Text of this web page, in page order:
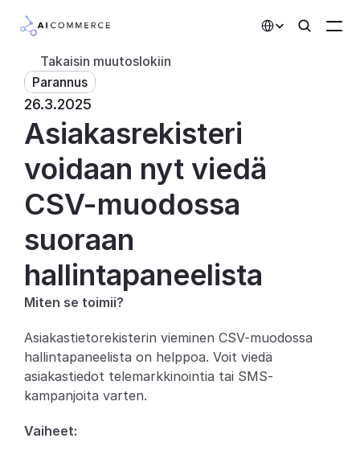
AI-toiminnot
Kumppanit
Hinnoittelu
Kehittäjille
Integraatiot
Partners
Asiakkaat
Tekoälyominaisuudet
Takaisin muutoslokiin
Parannus
26.3.2025
Asiakasrekisteri
voidaan nyt viedä
CSV-muodossa
suoraan
hallintapaneelista
Miten se toimii?
Asiakastietorekisterin vieminen CSV-muodossa
hallintapaneelista on helppoa. Voit viedä
asiakastiedot telemarkkinointia tai SMS-
kampanjoita varten.
Vaiheet: